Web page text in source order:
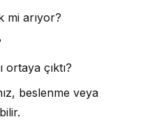
mi arıyor?
ortaya çıktı?
beslenme veya